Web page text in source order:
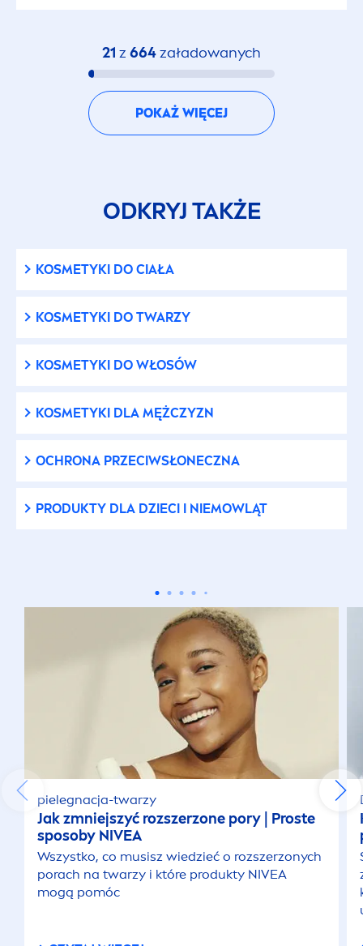
Wszystkie rodzaje włosów
Cera mieszana
Cienie pod oczami
Czysta skóra
Demakijaż
Dobre samopoczucie
21 z 664załadowanych
POKAŻ WIĘCEJ
ODKRYJ TAKŻE
KOSMETYKI DO CIAŁA
KOSMETYKI DO TWARZY
KOSMETYKI DO WŁOSÓW
KOSMETYKI DLA MĘŻCZYZN
OCHRONA PRZECIWSŁONECZNA
PRODUKTY DLA DZIECI I NIEMOWLĄT
pielegnacja-twarzy
Jak zmniejszyć rozszerzone pory | Proste
sposoby NIVEA
Wszystko, co musisz wiedzieć o rozszerzonych
porach na twarzy i które produkty NIVEA
mogą pomóc